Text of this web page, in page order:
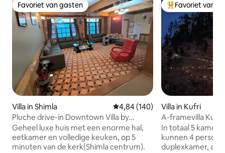
Favoriet van gasten
Favoriet van gasten
Villa in Shimla Gemiddelde beoordeling van
4,84 (140)
Pluche drive-in Downtown Villa by
Kalawati Homes
Geheel luxe huis met een enorme hal,
eetkamer en volledige keuken, op 5
minuten van de kerk(Shimla centrum).
Topfavoriet van
Favoriet van
Villa in Kufri
A-framevilla Kufri
kampvuur
In totaal 5 kamers
kunnen 4
duplexkamer,